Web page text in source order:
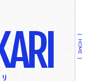
HOME